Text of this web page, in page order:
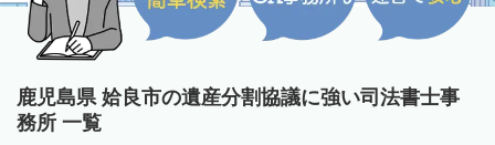
鹿児島県 姶良市の遺産分割協議に強い司法書士事
務所 一覧